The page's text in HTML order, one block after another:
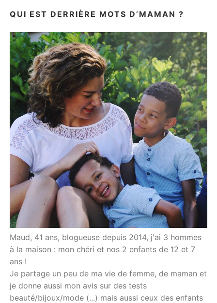
QUI EST DERRIÈRE MOTS D’MAMAN ?
Maud, 41 ans, blogueuse depuis 2014, j'ai 3 hommes
à la maison : mon chéri et nos 2 enfants de 12 et 7
ans !
Je partage un peu de ma vie de femme, de maman et
je donne aussi mon avis sur des tests
beauté/bijoux/mode (...) mais aussi ceux des enfants